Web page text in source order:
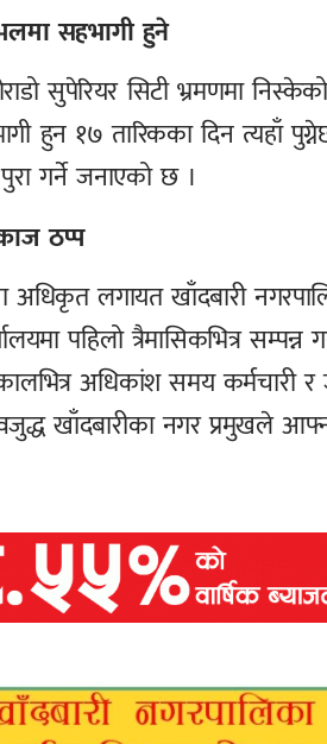
सहभागी हुने
सुपेरियर सिटी भ्रमणमा
हुन १७ तारिकका दिन त्यहाँ
गर्ने जनाएको छ ।
ठप्प
लगायत खाँदबारी
पहिलो त्रैमासिकभित्र सम्पन्न
अधिकांश समय कर्मचारी
खाँदबारीका नगर प्रमुखले